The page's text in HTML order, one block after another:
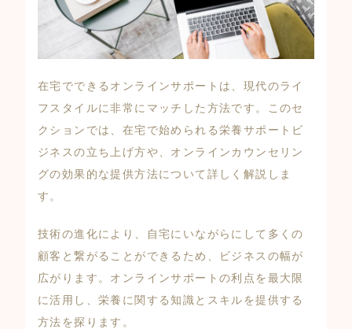
在宅でできるオンラインサポートは、現代のライ
フスタイルに非常にマッチした方法です。このセ
クションでは、在宅で始められる栄養サポートビ
ジネスの立ち上げ方や、オンラインカウンセリン
グの効果的な提供方法について詳しく解説しま
す。
技術の進化により、自宅にいながらにして多くの
顧客と繋がることができるため、ビジネスの幅が
広がります。オンラインサポートの利点を最大限
に活用し、栄養に関する知識とスキルを提供する
方法を探ります。